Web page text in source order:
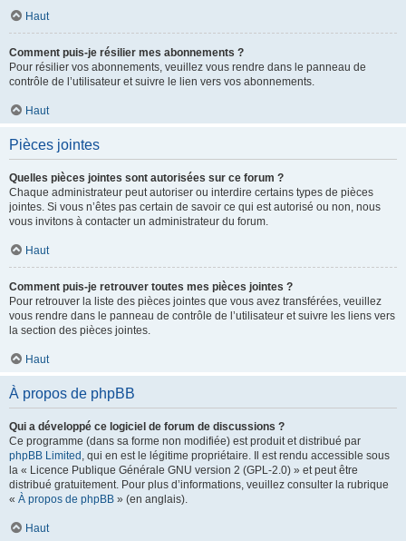
Haut
Comment puis-je résilier mes abonnements ?
Pour résilier vos abonnements, veuillez vous rendre dans le panneau de
contrôle de l’utilisateur et suivre le lien vers vos abonnements.
Haut
Pièces jointes
Quelles pièces jointes sont autorisées sur ce forum ?
Chaque administrateur peut autoriser ou interdire certains types de pièces
jointes. Si vous n’êtes pas certain de savoir ce qui est autorisé ou non, nous
vous invitons à contacter un administrateur du forum.
Haut
Comment puis-je retrouver toutes mes pièces jointes ?
Pour retrouver la liste des pièces jointes que vous avez transférées, veuillez
vous rendre dans le panneau de contrôle de l’utilisateur et suivre les liens vers
la section des pièces jointes.
Haut
À propos de phpBB
Qui a développé ce logiciel de forum de discussions ?
Ce programme (dans sa forme non modifiée) est produit et distribué par
phpBB Limited , qui en est le légitime propriétaire. Il est rendu accessible sous
la « Licence Publique Générale GNU version 2 (GPL-2.0) » et peut être
distribué gratuitement. Pour plus d’informations, veuillez consulter la rubrique
« À propos de phpBB » (en anglais).
Haut